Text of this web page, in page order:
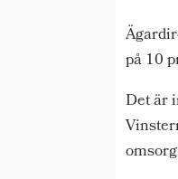
på 10
Det är